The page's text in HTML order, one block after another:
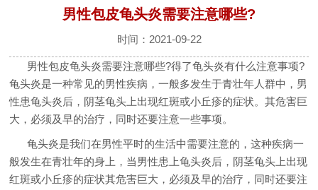
男性包皮龟头炎需要注意哪些?
时间：2021-09-22
男性包皮龟头炎需要注意哪些?得了龟头炎有什么注意事项?
龟头炎是一种常见的男性疾病，一般多发生于青壮年人群中，男
性患龟头炎后，阴茎龟头上出现红斑或小丘疹的症状。其危害巨
大，必须及早的治疗，同时还要注意一些事项。
龟头炎是我们在男性平时的生活中需要注意的，这种疾病一
般发生在青壮年的身上，当男性患上龟头炎后，阴茎龟头上出现
红斑或小丘疹的症状其危害巨大，必须及早的治疗，同时还要注